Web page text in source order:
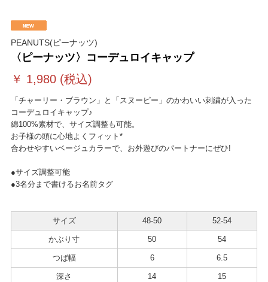
PEANUTS(ピーナッツ)
〈ピーナッツ〉コーデュロイキャップ
￥ 1,980(税込)
「チャーリー・ブラウン」と「スヌーピー」のかわいい刺繍が入った
コーデュロイキャップ♪
綿100%素材で、サイズ調整も可能。
お子様の頭に心地よくフィット*
合わせやすいベージュカラーで、お外遊びのパートナーにぜひ!
●サイズ調整可能
●3名分まで書けるお名前タグ
サイズ 48-50 52-54
かぶり寸 50 54
つば幅 6 6.5
深さ 14 15